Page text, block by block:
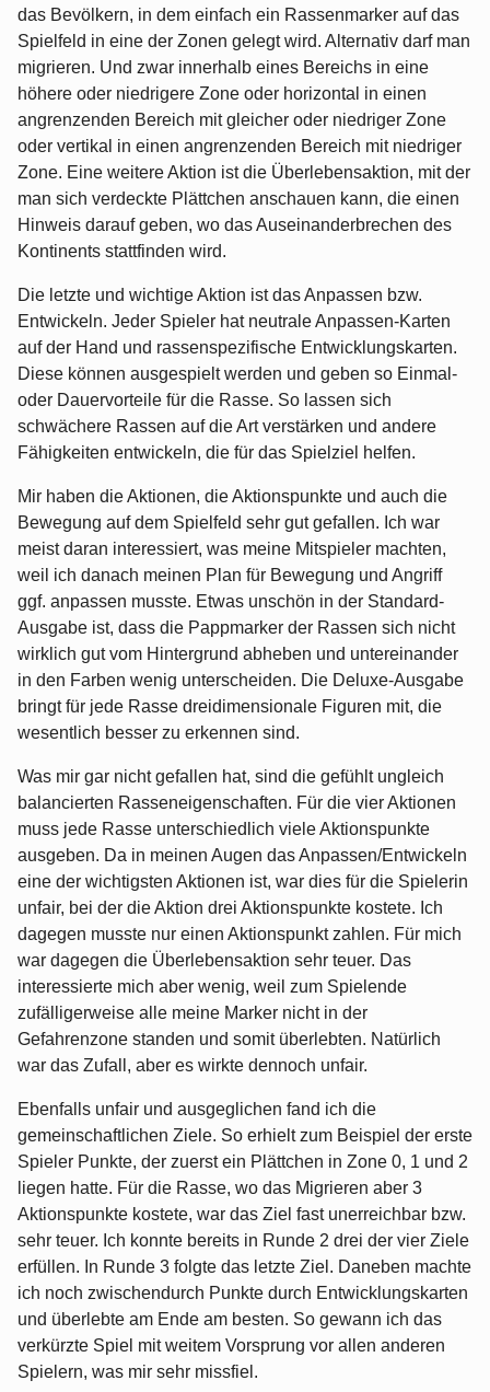
das Bevölkern, in dem einfach ein Rassenmarker auf das
Spielfeld in eine der Zonen gelegt wird. Alternativ darf man
migrieren. Und zwar innerhalb eines Bereichs in eine
höhere oder niedrigere Zone oder horizontal in einen
angrenzenden Bereich mit gleicher oder niedriger Zone
oder vertikal in einen angrenzenden Bereich mit niedriger
Zone. Eine weitere Aktion ist die Überlebensaktion, mit der
man sich verdeckte Plättchen anschauen kann, die einen
Hinweis darauf geben, wo das Auseinanderbrechen des
Kontinents stattfinden wird.
Die letzte und wichtige Aktion ist das Anpassen bzw.
Entwickeln. Jeder Spieler hat neutrale Anpassen-Karten
auf der Hand und rassenspezifische Entwicklungskarten.
Diese können ausgespielt werden und geben so Einmal-
oder Dauervorteile für die Rasse. So lassen sich
schwächere Rassen auf die Art verstärken und andere
Fähigkeiten entwickeln, die für das Spielziel helfen.
Mir haben die Aktionen, die Aktionspunkte und auch die
Bewegung auf dem Spielfeld sehr gut gefallen. Ich war
meist daran interessiert, was meine Mitspieler machten,
weil ich danach meinen Plan für Bewegung und Angriff
ggf. anpassen musste. Etwas unschön in der Standard-
Ausgabe ist, dass die Pappmarker der Rassen sich nicht
wirklich gut vom Hintergrund abheben und untereinander
in den Farben wenig unterscheiden. Die Deluxe-Ausgabe
bringt für jede Rasse dreidimensionale Figuren mit, die
wesentlich besser zu erkennen sind.
Was mir gar nicht gefallen hat, sind die gefühlt ungleich
balancierten Rasseneigenschaften. Für die vier Aktionen
muss jede Rasse unterschiedlich viele Aktionspunkte
ausgeben. Da in meinen Augen das Anpassen/Entwickeln
eine der wichtigsten Aktionen ist, war dies für die Spielerin
unfair, bei der die Aktion drei Aktionspunkte kostete. Ich
dagegen musste nur einen Aktionspunkt zahlen. Für mich
war dagegen die Überlebensaktion sehr teuer. Das
interessierte mich aber wenig, weil zum Spielende
zufälligerweise alle meine Marker nicht in der
Gefahrenzone standen und somit überlebten. Natürlich
war das Zufall, aber es wirkte dennoch unfair.
Ebenfalls unfair und ausgeglichen fand ich die
gemeinschaftlichen Ziele. So erhielt zum Beispiel der erste
Spieler Punkte, der zuerst ein Plättchen in Zone 0, 1 und 2
liegen hatte. Für die Rasse, wo das Migrieren aber 3
Aktionspunkte kostete, war das Ziel fast unerreichbar bzw.
sehr teuer. Ich konnte bereits in Runde 2 drei der vier Ziele
erfüllen. In Runde 3 folgte das letzte Ziel. Daneben machte
ich noch zwischendurch Punkte durch Entwicklungskarten
und überlebte am Ende am besten. So gewann ich das
verkürzte Spiel mit weitem Vorsprung vor allen anderen
Spielern, was mir sehr missfiel.